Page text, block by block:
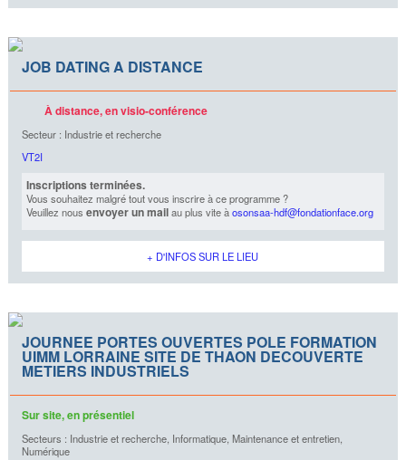
JOB DATING A DISTANCE
À distance, en visio-conférence
Secteur : Industrie et recherche
VT2I
Inscriptions terminées.
Vous souhaitez malgré tout vous inscrire à ce programme ?
Veuillez nous envoyer un mailau plus vite àosonsaa-hdf@fondationface.org
+ D'INFOS SUR LE LIEU
JOURNEE PORTES OUVERTES POLE FORMATION
UIMM LORRAINE SITE DE THAON DECOUVERTE
METIERS INDUSTRIELS
Sur site, en présentiel
Secteurs : Industrie et recherche, Informatique, Maintenance et entretien,
Numérique